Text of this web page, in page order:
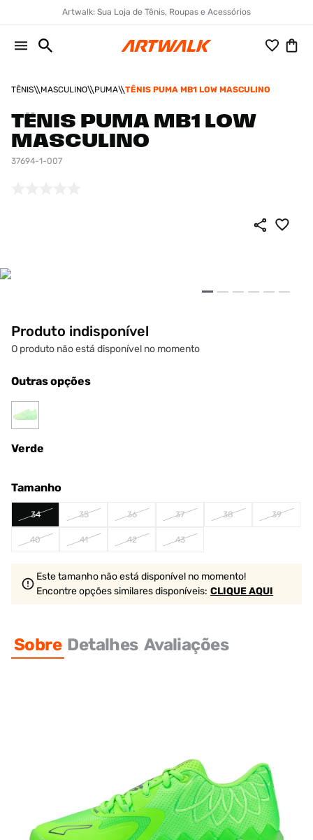
Artwalk: Sua Loja de Tênis, Roupas e Acessórios
TÊNIS MASCULINO PUMA TÊNIS PUMA MB1 LOW MASCULINO
TÊNIS PUMA MB1 LOW
MASCULINO
37694-1-007
Produto indisponível
O produto não está disponível no momento
Outras opções
Verde
Tamanho
34 35 36 37 38 39
40 41 42 43
Este tamanho não está disponível no momento!
Encontre opções similaresdisponíveis: CLIQUE AQUI
Sobre Detalhes Avaliações